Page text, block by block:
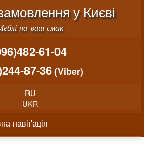
Перейти до основного
користувачау Києві
на ваш смак
61-04
87-36 (Viber)
RU
UKR
навіґація
замовлення меблів
виготовлення меблів